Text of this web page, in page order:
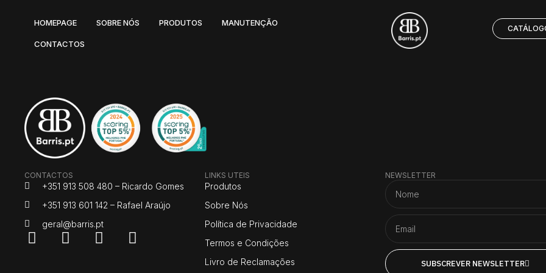
HOMEPAGE SOBRE NÓS PRODUTOS MANUTENÇÃO
CONTACTOS
CONTACTOS
+351 913 508 480 – Ricardo Gomes
+351 913 601 142 – Rafael Araújo
geral@barris.pt
LINKS UTEIS
Produtos
Sobre Nós
Política de Privacidade
Termos e Condições
Livro de Reclamações
NEWSLETTER
SUBSCREVER NEWSLETTER